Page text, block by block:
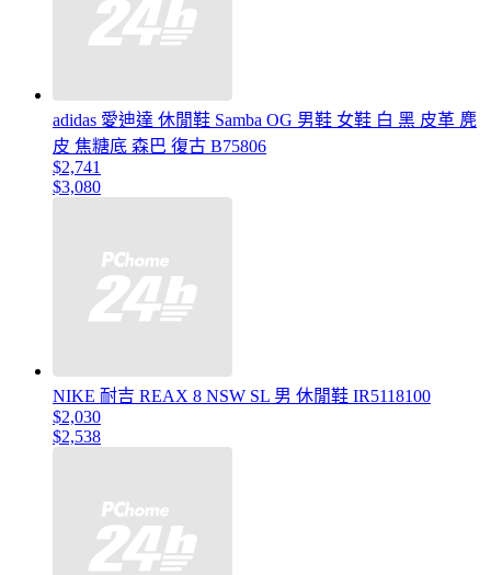
adidas 愛迪達 休閒鞋 Samba OG 男鞋 女鞋 白 黑 皮革 麂
皮 焦糖底 森巴 復古 B75806
$2,741
$3,080
NIKE 耐吉 REAX 8 NSW SL 男 休閒鞋 IR5118100
$2,030
$2,538